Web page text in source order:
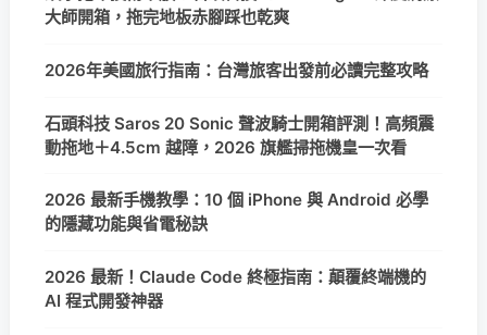
大師開箱，拖完地板赤腳踩也乾爽
2026年美國旅行指南：台灣旅客出發前必讀完整攻略
石頭科技 Saros 20 Sonic 聲波騎士開箱評測！高頻震
動拖地＋4.5cm 越障，2026 旗艦掃拖機皇一次看
2026 最新手機教學：10 個 iPhone 與 Android 必學
的隱藏功能與省電秘訣
2026 最新！Claude Code 終極指南：顛覆終端機的
AI 程式開發神器